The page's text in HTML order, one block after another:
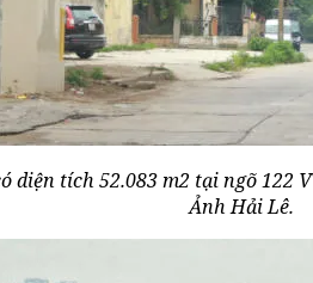
diện tích 52.083 m2 tại ngõ 122
Ảnh Hải Lê.